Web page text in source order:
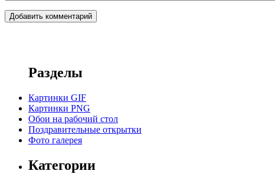
Разделы
Картинки GIF
Картинки PNG
Обои на рабочий стол
Поздравительные открытки
Фото галерея
Категории